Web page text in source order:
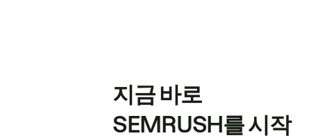
지금 바로
SEMRUSH를 시작